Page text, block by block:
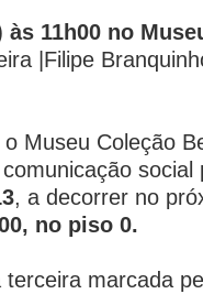
11h00 no
|Filipe
Museu Coleção
, a decorrer no
no piso 0.
terceira marcada